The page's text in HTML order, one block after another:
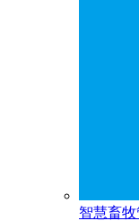
智慧畜